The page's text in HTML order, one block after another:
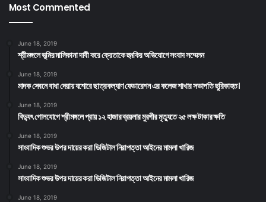
Most Commented
June 18, 2019
শ্রীমঙ্গলে ভূমির মালিকানা দাবী করে ক্রেতাকে হুমকির অভিযোগে সংবাদ সম্মেলন
June 18, 2019
মাদক সেবনে বাধা দেয়ায় যশোরে ছাত্রকল্যাণ ফেডারেশন এর কলেজ শাখার সভাপতি ছুরিকাহত।
June 18, 2019
বিদ্যুৎ গোলযোগে শ্রীমঙ্গলে প্রায় ১২ হাজার ব্রয়লার মুরগীর মৃত্যুতে ২৫ লক্ষ টাকার ক্ষতি
June 18, 2019
সাংবাদিক শুভর উপর দায়ের করা ডিজিটাল নিরাপত্তা আইনের মামলা খারিজ
June 18, 2019
সাংবাদিক শুভর উপর দায়ের করা ডিজিটাল নিরাপত্তা আইনের মামলা খারিজ
June 18, 2019